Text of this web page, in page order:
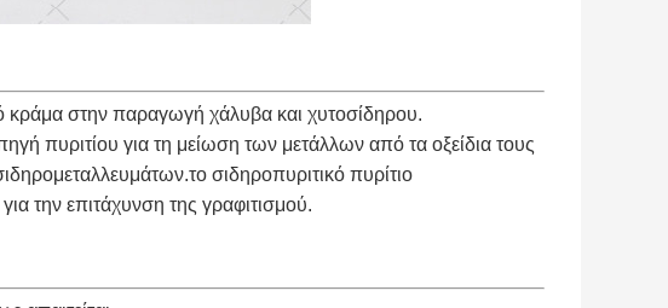
κράμα στην παραγωγή χάλυβα και χυτοσίδηρου.
πυριτίου για τη μείωση των μετάλλων από τα οξείδια τους
σιδηροπυριτικό πυρίτιο
την επιτάχυνση της γραφιτισμού.